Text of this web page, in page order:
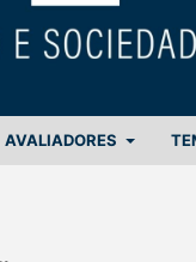
AVALIADORES